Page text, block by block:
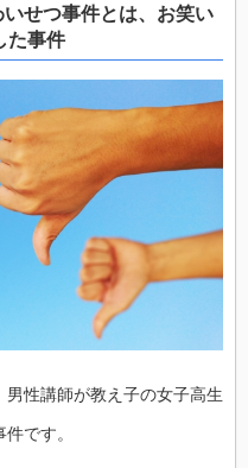
せつ事件とは、お笑い
た事件
性講師が教え子の女子高生
です。